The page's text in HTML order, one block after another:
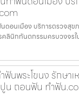
ดอนเมือง บริการตรวจสุข
ลินิกทันตกรรมครบวงจร
ฟันพระโขนง รักษา
น ถอนฟัน ทำฟัน